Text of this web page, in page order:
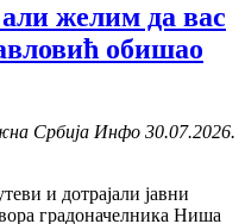
желим да вас
обишао
Србија Инфо 30.07.2026.
и дотрајали јавни
градоначелника Ниша